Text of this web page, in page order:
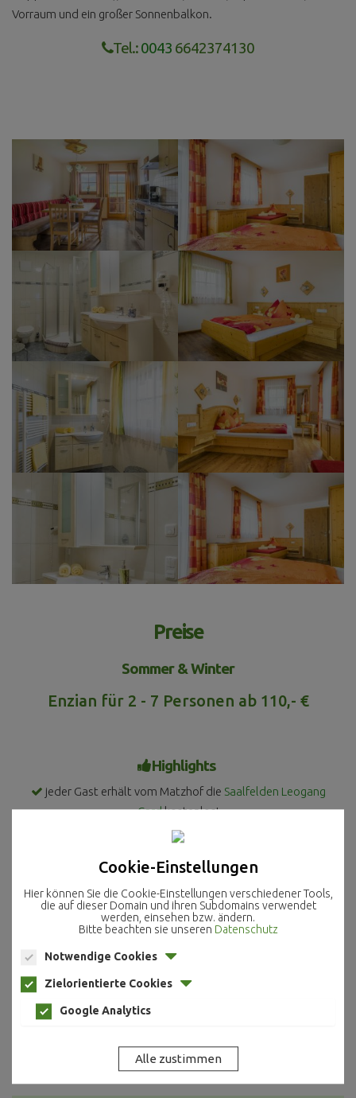
Vorraum und ein großer Sonnenbalkon.
Tel.:0043 6642374130
Preise
Sommer & Winter
Enzian für 2 - 7 Personen ab 110,- €
Highlights
jeder Gast erhält vom Matzhof die Saalfelden Leogang
Cardkostenlos!
Online-Buchung
Cookie-Einstellungen
Hier können Sie die Cookie-Einstellungen verschiedener Tools,
die auf dieser Domain und ihren Subdomains verwendet
werden, einsehen bzw. ändern.
Bitte beachten sie unseren Datenschutz
Notwendige Cookies
Zielorientierte Cookies
Google Analytics